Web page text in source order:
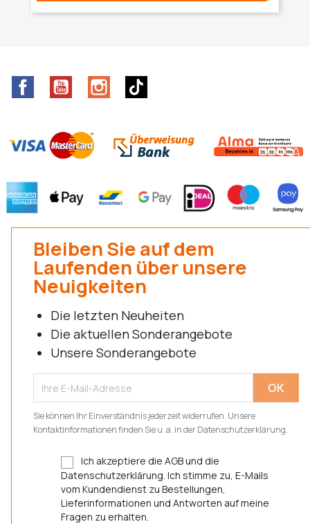
FacebookYouTube Instagram
Bleiben Sie auf dem
Laufenden über unsere
Neuigkeiten
Die letzten Neuheiten
Die aktuellen Sonderangebote
Unsere Sonderangebote
Sie können Ihr Einverständnis jederzeit widerrufen. Unsere
Kontaktinformationen finden Sie u. a. in der Datenschutzerklärung.
Ich akzeptiere die AGB und die
Datenschutzerklärung. Ich stimme zu, E-Mails
vom Kundendienst zu Bestellungen,
Lieferinformationen und Antworten auf meine
Fragen zu erhalten.